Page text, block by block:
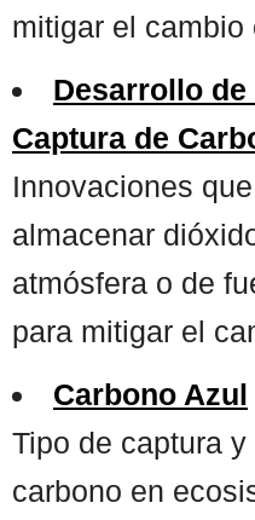
mitigar el cambio
Desarrollo de
Captura de
Innovaciones
almacenar
atmósfera o de
para mitigar el
Carbono Azul
Tipo de captura
carbono en